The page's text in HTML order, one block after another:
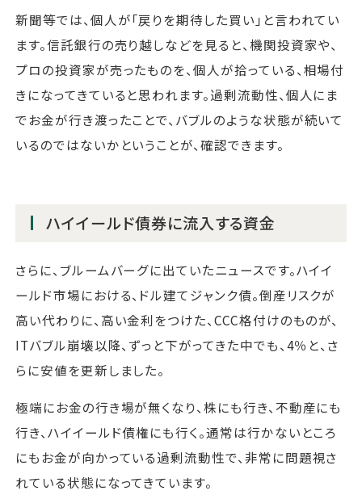
新聞等では、個人が「戻りを期待した買い」と言われてい
ます。信託銀行の売り越しなどを見ると、機関投資家や、
プロの投資家が売ったものを、個人が拾っている、相場付
きになってきていると思われます。過剰流動性、個人にま
でお金が行き渡ったことで、バブルのような状態が続いて
いるのではないかということが、確認できます。
ハイイールド債券に流入する資金
さらに、ブルームバーグに出ていたニュースです。ハイイ
ールド市場における、ドル建てジャンク債。倒産リスクが
高い代わりに、高い金利をつけた、CCC格付けのものが、
ITバブル崩壊以降、ずっと下がってきた中でも、4％と、さ
らに安値を更新しました。
極端にお金の行き場が無くなり、株にも行き、不動産にも
行き、ハイイールド債権にも行く。通常は行かないところ
にもお金が向かっている過剰流動性で、非常に問題視さ
れている状態になってきています。